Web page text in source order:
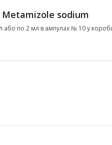
Metamizole sodium
або по 2 мл в ампулах № 10 у